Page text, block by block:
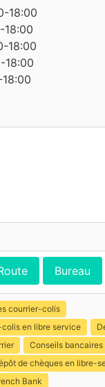
18:00
18:00
18:00
18:00
Bureau
courrier-colis
en libre service
Conseils bancaires
de chèques en libre-
Bank